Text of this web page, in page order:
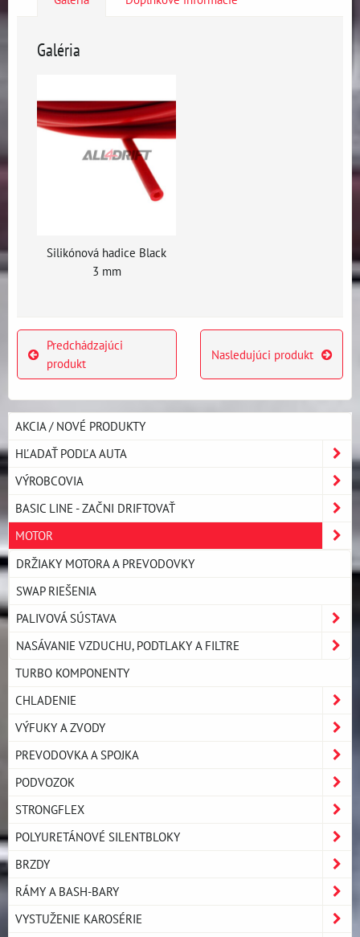
Galéria
Silikónová hadice Black
3 mm
Predchádzajúci
produkt
Nasledujúci produkt
AKCIA / NOVÉ PRODUKTY
HĽADAŤ PODĽA AUTA
VÝROBCOVIA
BASIC LINE - ZAČNI DRIFTOVAŤ
MOTOR
DRŽIAKY MOTORA A PREVODOVKY
SWAP RIEŠENIA
PALIVOVÁ SÚSTAVA
NASÁVANIE VZDUCHU, PODTLAKY A FILTRE
TURBO KOMPONENTY
CHLADENIE
VÝFUKY A ZVODY
PREVODOVKA A SPOJKA
PODVOZOK
STRONGFLEX
POLYURETÁNOVÉ SILENTBLOKY
BRZDY
RÁMY A BASH-BARY
VYSTUŽENIE KAROSÉRIE